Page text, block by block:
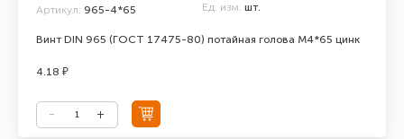
Винт DIN 965 (ГОСТ 17475-80) потайная голова М4*65 цинк
Артикул: 965-4*65 Ед. изм. шт.
4.18 ₽